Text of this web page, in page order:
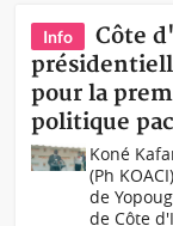
Info
Côte
pour la
politique
Koné
(Ph
de
de Côte